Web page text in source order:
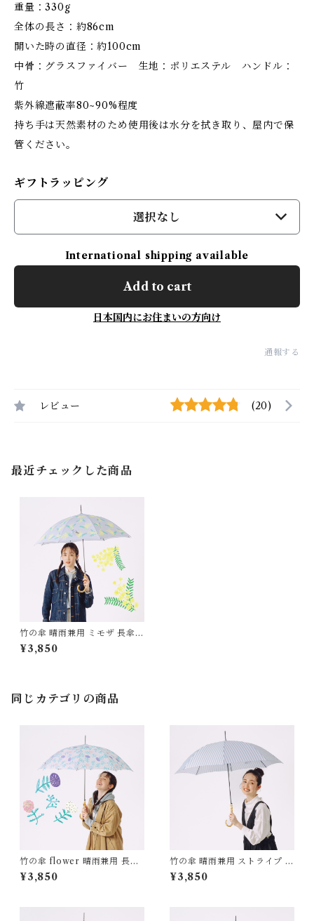
重量：330g
全体の長さ：約86cm
開いた時の直径：約100cm
中骨：グラスファイバー 生地：ポリエステル ハンドル：
竹
紫外線遮蔽率80~90%程度
持ち手は天然素材のため使用後は水分を拭き取り、屋内で保
管ください。
ギフトラッピング
選択なし
International shipping available
Add to cart
日本国内にお住まいの方向け
通報する
レビュー (20)
最近チェックした商品
竹の傘 晴雨兼用 ミモザ 長傘
ALCEDO
¥3,850
同じカテゴリの商品
竹の傘 flower 晴雨兼用 長傘
ALCEDO
¥3,850
竹の傘 晴雨兼用 ストライプ 長
傘 ALCEDO
¥3,850